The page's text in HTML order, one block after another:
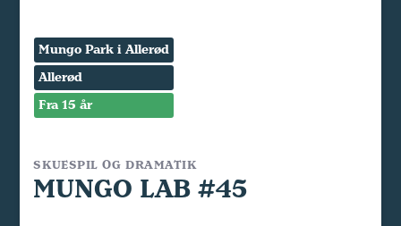
Mungo Park i Allerød
Allerød
Fra 15 år
SKUESPIL OG DRAMATIK
MUNGO LAB #45